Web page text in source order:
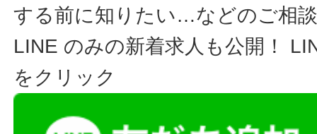
する前に知りたい…などのご相
LINE のみの新着求人も公開！
をクリック